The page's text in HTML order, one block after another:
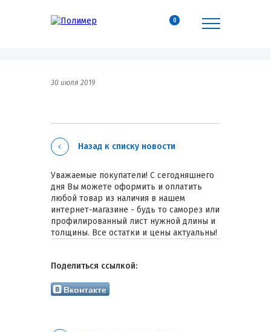
0
30 июля 2019
Назад к списку новости
Уважаемые покупатели! С сегодняшнего
дня Вы можете оформить и оплатить
любой товар из наличия в нашем
интернет-магазине - будь то саморез или
профилированный лист нужной длины и
толщины. Все остатки и цены актуальны!
Вконтакте
Поделиться ссылкой: